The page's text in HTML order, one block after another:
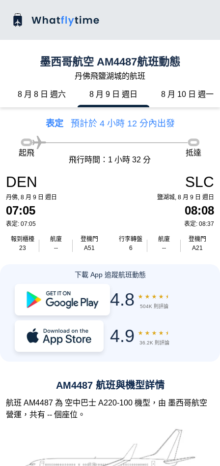
墨西哥航空 AM4487航班動態
丹佛飛鹽湖城的航班
8 月 8 日 週六 8 月 9 日 週日 8 月 10 日 週一
表定 預計於 4 小時 12 分內出發
DEN
丹佛, 8 月 9 日 週日
07:05
表定: 07:05
報到櫃檯
23
航廈
--
登機門
A51
起飛
飛行時間：1 小時 32 分
抵達
SLC
鹽湖城, 8 月 9 日 週日
08:08
表定: 08:37
行李轉盤
6
航廈
--
登機門
A21
下載 App 追蹤航班動態
4.8 ★ ★ ★ ★ ★
504K 則評論
4.9 ★ ★ ★ ★ ★
36.2K 則評論
AM4487 航班與機型詳情
航班 AM4487 為 空中巴士 A220-100 機型，由 墨西哥航空
營運，共有 -- 個座位。